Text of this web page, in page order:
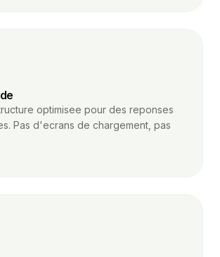
optimisee pour des reponses
Pas d'ecrans de chargement, pas